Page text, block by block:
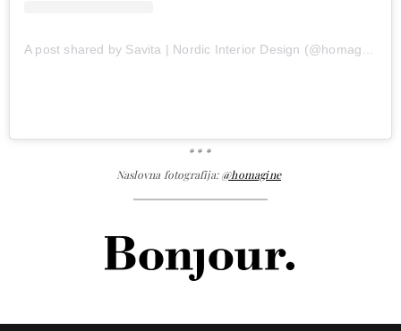
A post shared by Savita | Nordic Interior Design (@homagine)
* * *
Naslovna fotografija:@homagine